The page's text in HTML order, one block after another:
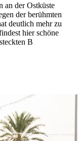
an der Ostküste
der berühmten
deutlich mehr zu
hier schöne
B